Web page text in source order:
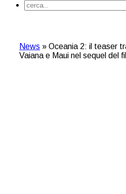
News » Oceania 2: il teaser
Vaiana e Maui nel sequel del